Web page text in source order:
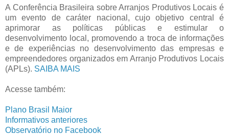
A Conferência Brasileira sobre Arranjos Produtivos Locais é
um evento de caráter nacional, cujo objetivo central é
aprimorar as políticas públicas e estimular o
desenvolvimento local, promovendo a troca de informações
e de experiências no desenvolvimento das empresas e
empreendedores organizados em Arranjo Produtivos Locais
(APLs). SAIBA MAIS
Acesse também:
Plano Brasil Maior
Informativos anteriores
Observatório no Facebook